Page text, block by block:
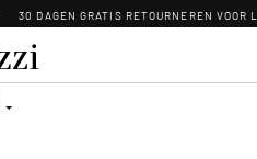
30 DAGEN GRATIS RETOURNEREN VOOR